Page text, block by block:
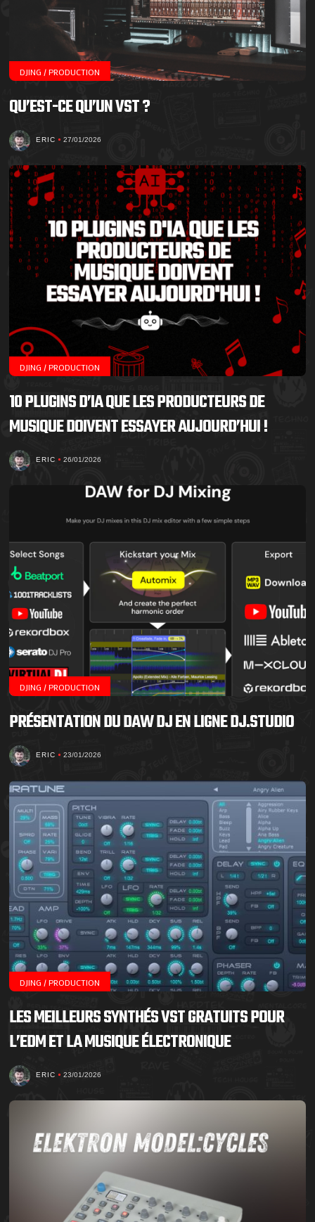
DJING / PRODUCTION
QU’EST-CE QU’UN VST ?
ERIC 27/01/2026
DJING / PRODUCTION
10 PLUGINS D’IA QUE LES PRODUCTEURS DE
MUSIQUE DOIVENT ESSAYER AUJOURD’HUI !
ERIC 26/01/2026
DJING / PRODUCTION
PRÉSENTATION DU DAW DJ EN LIGNE DJ.STUDIO
ERIC 23/01/2026
DJING / PRODUCTION
LES MEILLEURS SYNTHÉS VST GRATUITS POUR
L’EDM ET LA MUSIQUE ÉLECTRONIQUE
ERIC 23/01/2026